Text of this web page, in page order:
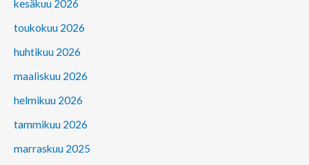
kesäkuu 2026
toukokuu 2026
huhtikuu 2026
maaliskuu 2026
helmikuu 2026
tammikuu 2026
marraskuu 2025